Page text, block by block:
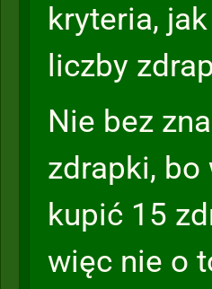
kryteria,
liczby
Nie bez
zdrapki, bo
kupić 15
więc nie o